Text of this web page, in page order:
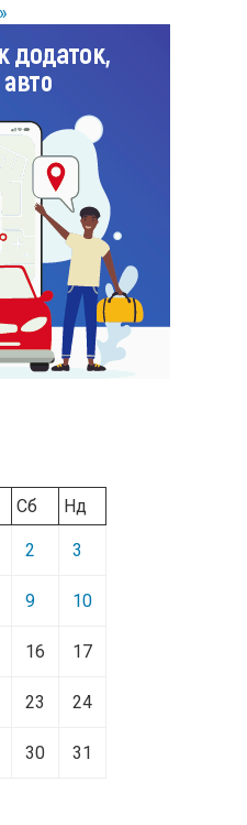
Сб Нд
2 3
9 10
16 17
23 24
30
31